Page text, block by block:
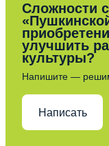
Сложности
улучшить
культуры?
Напишите —
Написать